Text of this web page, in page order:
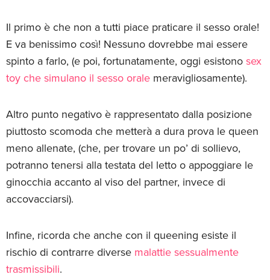
Il primo è che non a tutti piace praticare il sesso orale!
E va benissimo così! Nessuno dovrebbe mai essere
spinto a farlo, (e poi, fortunatamente, oggi esistono sex
toy che simulano il sesso orale meravigliosamente).
Altro punto negativo è rappresentato dalla posizione
piuttosto scomoda che metterà a dura prova le queen
meno allenate, (che, per trovare un po’ di sollievo,
potranno tenersi alla testata del letto o appoggiare le
ginocchia accanto al viso del partner, invece di
accovacciarsi).
Infine, ricorda che anche con il queening esiste il
rischio di contrarre diverse malattie sessualmente
trasmissibili.